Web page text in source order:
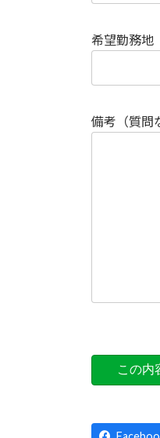
希望勤務地
備考（質問